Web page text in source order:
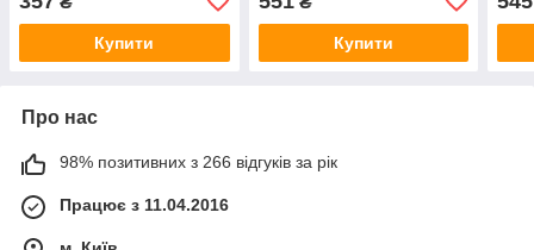
Купити Купити
Про нас
98% позитивних з 266 відгуків за рік
Працює з 11.04.2016